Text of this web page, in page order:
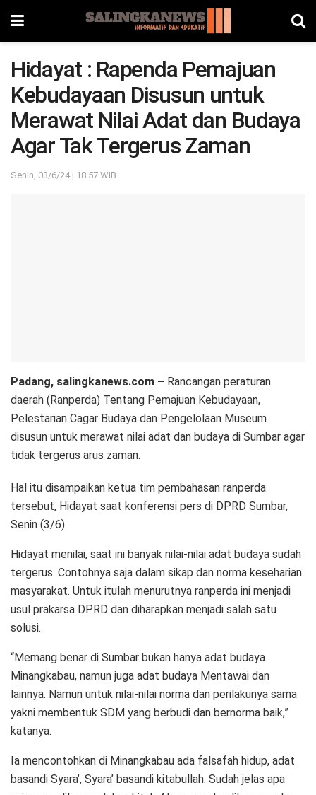
Hidayat : Rapenda Pemajuan
Kebudayaan Disusun untuk
Merawat Nilai Adat dan Budaya
Agar Tak Tergerus Zaman
Senin, 03/6/24 | 18:57 WIB
Padang, salingkanews.com – Rancangan peraturan
daerah (Ranperda) Tentang Pemajuan Kebudayaan,
Pelestarian Cagar Budaya dan Pengelolaan Museum
disusun untuk merawat nilai adat dan budaya di Sumbar agar
tidak tergerus arus zaman.
Hal itu disampaikan ketua tim pembahasan ranperda
tersebut, Hidayat saat konferensi pers di DPRD Sumbar,
Senin (3/6).
Hidayat menilai, saat ini banyak nilai-nilai adat budaya sudah
tergerus. Contohnya saja dalam sikap dan norma keseharian
masyarakat. Untuk itulah menurutnya ranperda ini menjadi
usul prakarsa DPRD dan diharapkan menjadi salah satu
solusi.
“Memang benar di Sumbar bukan hanya adat budaya
Minangkabau, namun juga adat budaya Mentawai dan
lainnya. Namun untuk nilai-nilai norma dan perilakunya sama
yakni membentuk SDM yang berbudi dan bernorma baik,”
katanya.
Ia mencontohkan di Minangkabau ada falsafah hidup, adat
basandi Syara’, Syara’ basandi kitabullah. Sudah jelas apa